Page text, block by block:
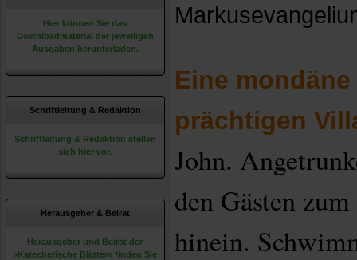
Hier können Sie das
Downloadmaterial der jeweiligen
Ausgaben herunterladen.
Schriftleitung & Redaktion
Schriftleitung & Redaktion stellen
sich hier vor.
Herausgeber & Beirat
Herausgeber und Beirat der
»Katechetische Blätter« finden Sie
Eine
prächtigen
John.
den Gästen
hinein.